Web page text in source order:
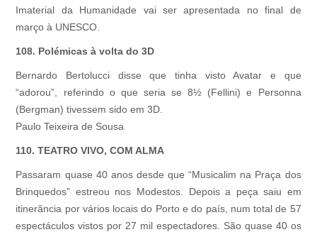
Imaterial da Humanidade vai ser apresentada no final de
março à UNESCO.
108. Polémicas à volta do 3D
Bernardo Bertolucci disse que tinha visto Avatar e que
“adorou”, referindo o que seria se 8½ (Fellini) e Personna
(Bergman) tivessem sido em 3D.
Paulo Teixeira de Sousa
110. TEATRO VIVO, COM ALMA
Passaram quase 40 anos desde que “Musicalim na Praça dos
Brinquedos” estreou nos Modestos. Depois a peça saiu em
itinerância por vários locais do Porto e do país, num total de 57
espectáculos vistos por 27 mil espectadores. São quase 40 os